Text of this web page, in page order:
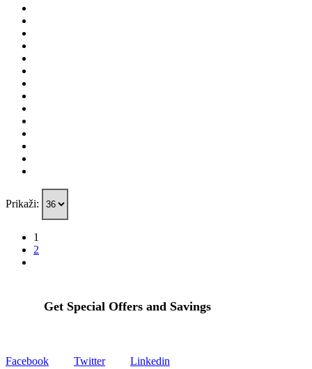
Prikaži:
1
2
Get Special Offers and Savings
Facebook Twitter Linkedin